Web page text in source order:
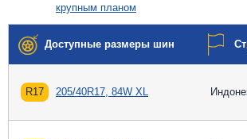
Доступные размеры шин
R17 205/40R17, 84W XL